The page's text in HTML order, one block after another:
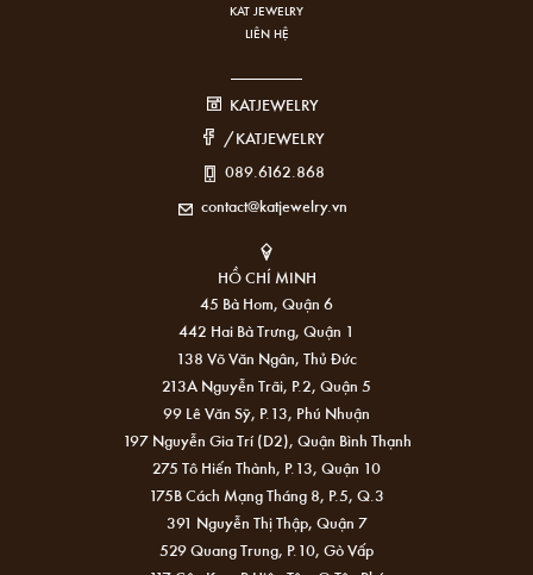
KAT JEWELRY
LIÊN HỆ
KATJEWELRY
/KATJEWELRY
089.6162.868
contact@katjewelry.vn
HỒ CHÍ MINH
45 Bà Hom, Quận 6
442 Hai Bà Trưng, Quận 1
138 Võ Văn Ngân, Thủ Đức
213A Nguyễn Trãi, P.2, Quận 5
99 Lê Văn Sỹ, P.13, Phú Nhuận
197 Nguyễn Gia Trí (D2), Quận Bình Thạnh
275 Tô Hiến Thành, P.13, Quận 10
175B Cách Mạng Tháng 8, P.5, Q.3
391 Nguyễn Thị Thập, Quận 7
529 Quang Trung, P.10, Gò Vấp